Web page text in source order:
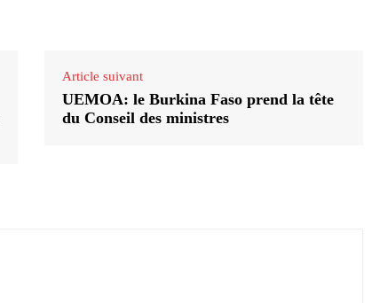
Article suivant
UEMOA: le Burkina Faso prend la tête
du Conseil des ministres